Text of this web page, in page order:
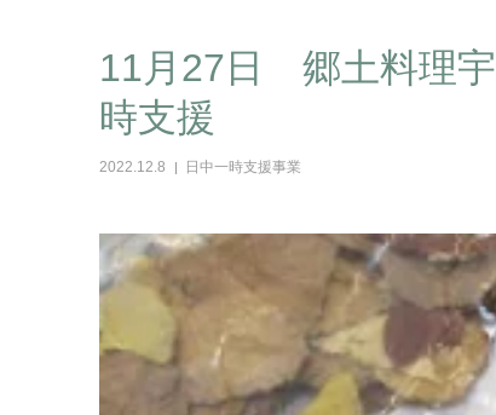
11月27日 郷土料理
時支援
2022.12.8 日中一時支援事業